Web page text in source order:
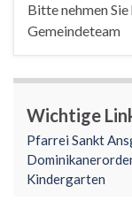
Bitte nehmen
Gemeindeteam
Wichtige
Pfarrei Sankt
Kindergarten